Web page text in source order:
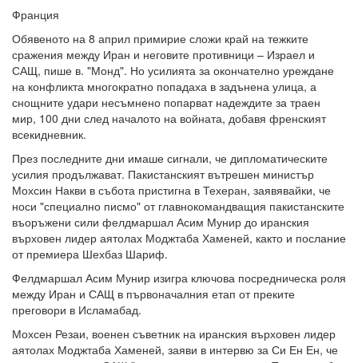
Франция
Обявеното на 8 април примирие сложи край на тежките
сражения между Иран и неговите противници – Израел и
САЩ, пише в. "Монд". Но усилията за окончателно уреждане
на конфликта многократно попадаха в задънена улица, а
снощните удари несъмнено попарват надеждите за траен
мир, 100 дни след началото на войната, добавя френският
всекидневник.
През последните дни имаше сигнали, че дипломатическите
усилия продължават. Пакистанският вътрешен министър
Мохсин Накви в събота пристигна в Техеран, заявявайки, че
носи "специално писмо" от главнокомандващия пакистанските
въоръжени сили фелдмаршал Асим Мунир до иранския
върховен лидер аятолах Моджтаба Хаменей, както и послание
от премиера Шехбаз Шариф.
Фелдмаршал Асим Мунир изигра ключова посредническа роля
между Иран и САЩ в първоначалния етап от преките
преговори в Исламабад.
Мохсен Резаи, военен съветник на иранския върховен лидер
аятолах Моджтаба Хаменей, заяви в интервю за Си Ен Ен, че